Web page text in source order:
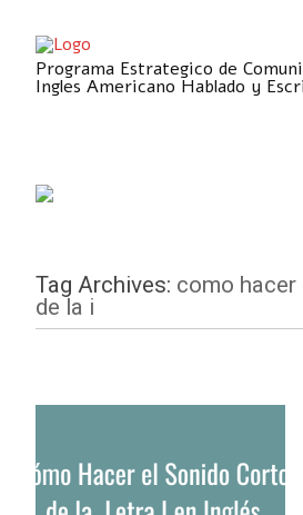
Programa Estrategico de
Ingles Americano Hablado y
Tag Archives: como
de la i